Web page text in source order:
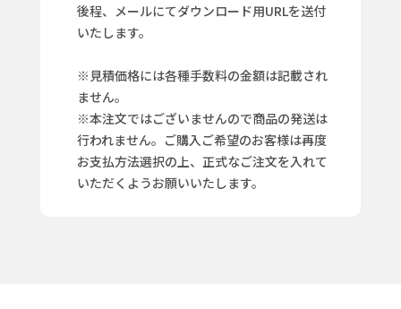
後程、メールにてダウンロード用URLを送付
いたします。
※見積価格には各種手数料の金額は記載され
ません。
※本注文ではございませんので商品の発送は
行われません。ご購入ご希望のお客様は再度
お支払方法選択の上、正式なご注文を入れて
いただくようお願いいたします。